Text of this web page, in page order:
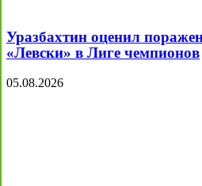
Уразбахтин оценил
«Левски» в Лиге чемпионов
05.08.2026